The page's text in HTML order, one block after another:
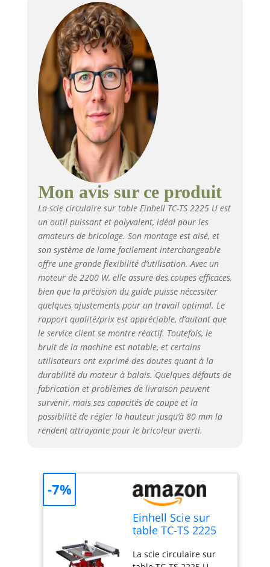
stable dotée d’un
dispositif de blocage
des deux côtés assure
des coupes
longitudinales
précises, et réaliser de
belles coupes d’angle
avec la butée d’angle
ou la lame de scie
inclinable devient un
jeu d’enfant. La butée
transversale sert
d’angle (+/- 45°). Le
piètement stable est
conçu pour une
hauteur de travail
confortable de 870
mm. La hauteur de
coupe est ajustable en
continu jusqu’à 80
mm. Un raccord pour
l’aspiration des
copeaux est prévu au
niveau du bâti de la
machine et du
protège-lame. Les
rallonges latérales
coulissantes et
l’extension arrière
permettent d’étendre
la surface portante
pour les pièces larges
le bâti en plastique
moderne est stable et
parfaitement rigide. Le
moteur puissant est
conçu pour des
prolongés, la fonction
Mon avis sur ce produit
La scie circulaire sur table Einhell TC-TS 2225 U est
un outil puissant et polyvalent, idéal pour les
amateurs de bricolage. Son montage est aisé, et
son système de lame facilement interchangeable
offre une grande flexibilité d’utilisation. Avec un
moteur de 2200 W, elle assure des coupes efficaces,
bien que la précision du guide puisse nécessiter
quelques ajustements pour un travail optimal. Le
rapport qualité/prix est appréciable, d’autant que
le service client se montre réactif. Toutefois, le
bruit de la machine est notable, et certains
utilisateurs ont exprimé des doutes quant à la
durabilité du moteur à balais. Quelques défauts de
fabrication et problèmes de livraison peuvent
survenir, mais ses capacités de coupe et la
possibilité de régler la hauteur jusqu’à 80 mm la
rendent attrayante pour le bricoleur averti.
Einhell Scie sur
table TC-TS 2225
La scie circulaire sur
-7%